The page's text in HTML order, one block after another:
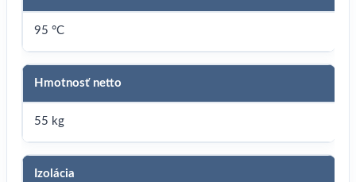
95 °C
Hmotnosť netto
55 kg
Izolácia